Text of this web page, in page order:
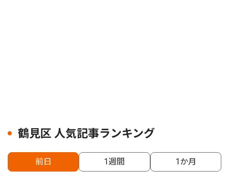
鶴見区 人気記事ランキング
前日 1週間 1か月